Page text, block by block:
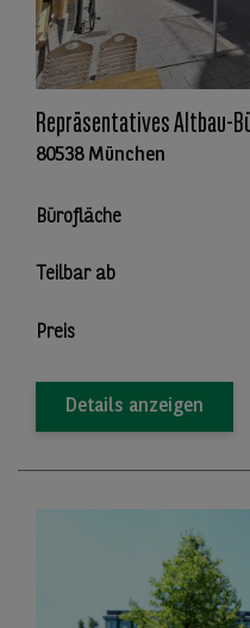
Repräsentatives Altbau-
80538 München
Bürofläche
Teilbar ab
Preis
Details anzeigen